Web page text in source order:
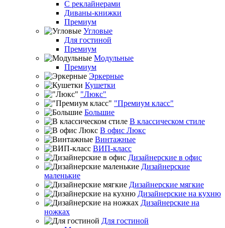
С реклайнерами
Диваны-книжки
Премиум
Угловые
Для гостиной
Премиум
Модульные
Премиум
Эркерные
Кушетки
"Люкс"
"Премиум класс"
Большие
В классическом стиле
В офис Люкс
Винтажные
ВИП-класс
Дизайнерские в офис
Дизайнерские
маленькие
Дизайнерские мягкие
Дизайнерские на кухню
Дизайнерские на
ножках
Для гостиной